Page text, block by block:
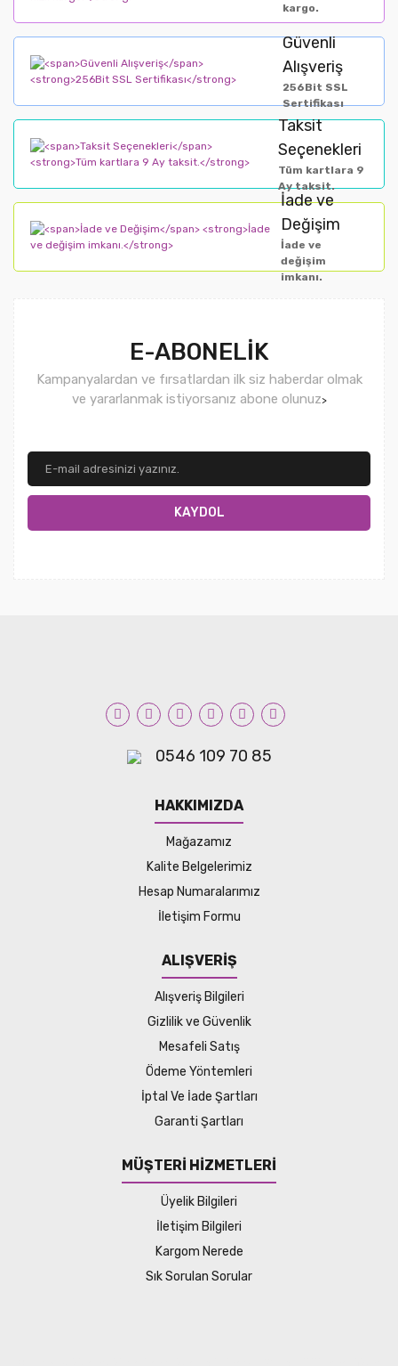
kargo.
Güvenli
Alışveriş
256Bit SSL
Sertifikası
Taksit
Seçenekleri
Tüm kartlara 9
Ay taksit.
İade ve
Değişim
İade ve
değişim
imkanı.
E-ABONELİK
Kampanyalardan ve fırsatlardan ilk siz haberdar olmak
ve yararlanmak istiyorsanız abone olunuz>
KAYDOL
0546 109 70 85
HAKKIMIZDA
Mağazamız
Kalite Belgelerimiz
Hesap Numaralarımız
İletişim Formu
ALIŞVERİŞ
Alışveriş Bilgileri
Gizlilik ve Güvenlik
Mesafeli Satış
Ödeme Yöntemleri
İptal Ve İade Şartları
Garanti Şartları
MÜŞTERİ HİZMETLERİ
Üyelik Bilgileri
İletişim Bilgileri
Kargom Nerede
Sık Sorulan Sorular